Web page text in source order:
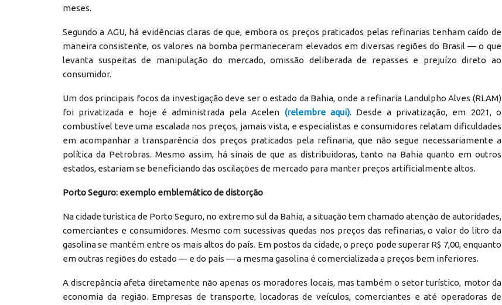
meses.
Segundo a AGU, há evidências claras de que, embora os preços praticados pelas refinarias tenham caído de
maneira consistente, os valores na bomba permaneceram elevados em diversas regiões do Brasil — o que
levanta suspeitas de manipulação do mercado, omissão deliberada de repasses e prejuízo direto ao
consumidor.
Um dos principais focos da investigação deve ser o estado da Bahia, onde a refinaria Landulpho Alves (RLAM)
foi privatizada e hoje é administrada pela Acelen (relembre aqui). Desde a privatização, em 2021, o
combustível teve uma escalada nos preços, jamais vista, e especialistas e consumidores relatam dificuldades
em acompanhar a transparência dos preços praticados pela refinaria, que não segue necessariamente a
política da Petrobras. Mesmo assim, há sinais de que as distribuidoras, tanto na Bahia quanto em outros
estados, estariam se beneficiando das oscilações de mercado para manter preços artificialmente altos.
Porto Seguro: exemplo emblemático de distorção
Na cidade turística de Porto Seguro, no extremo sul da Bahia, a situação tem chamado atenção de autoridades,
comerciantes e consumidores. Mesmo com sucessivas quedas nos preços das refinarias, o valor do litro da
gasolina se mantém entre os mais altos do país. Em postos da cidade, o preço pode superar R$ 7,00, enquanto
em outras regiões do estado — e do país — a mesma gasolina é comercializada a preços bem inferiores.
A discrepância afeta diretamente não apenas os moradores locais, mas também o setor turístico, motor da
economia da região. Empresas de transporte, locadoras de veículos, comerciantes e até operadoras de